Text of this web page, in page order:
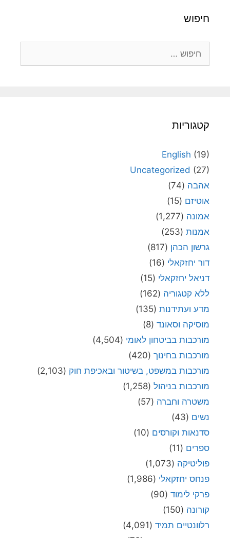
חיפוש
קטגוריות
English (19)
Uncategorized (27)
אהבה (74)
אוטיזם (15)
אמונה (1,277)
אמנות (253)
גרשון הכהן (817)
דור יחזקאלי (16)
דניאל יחזקאלי (15)
ללא קטגוריה (162)
מדע ועתידנות (135)
מוסיקה וסאונד (8)
מורכבות בביטחון לאומי (4,504)
מורכבות בחינוך (420)
מורכבות במשפט, בשיטור ובאכיפת חוק (2,103)
מורכבות בניהול (1,258)
משטרה וחברה (57)
נשים (43)
סדנאות וקורסים (10)
ספרים (11)
פוליטיקה (1,073)
פנחס יחזקאלי (1,986)
פרקי לימוד (90)
קורונה (150)
רלוונטיים תמיד (4,091)